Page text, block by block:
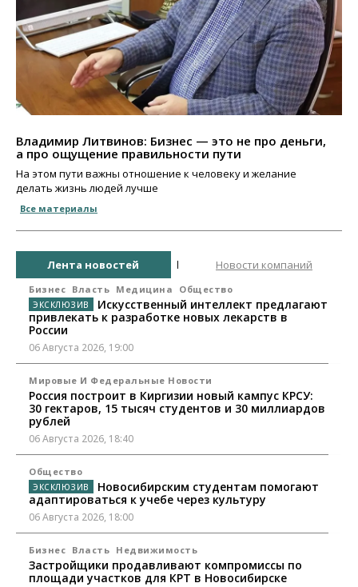
Владимир Литвинов: Бизнес — это не про деньги,
а про ощущение правильности пути
На этом пути важны отношение к человеку и желание
делать жизнь людей лучше
Все материалы
Лента новостей Новости компаний
Бизнес Власть Медицина Общество
Искусственный интеллект предлагают
привлекать к разработке новых лекарств в
России
06 Августа 2026, 19:00
Мировые И Федеральные Новости
Россия построит в Киргизии новый кампус КРСУ:
30 гектаров, 15 тысяч студентов и 30 миллиардов
рублей
06 Августа 2026, 18:40
Общество
Новосибирским студентам помогают
адаптироваться к учебе через культуру
06 Августа 2026, 18:00
Бизнес Власть Недвижимость
Застройщики продавливают компромиссы по
площади участков для КРТ в Новосибирске